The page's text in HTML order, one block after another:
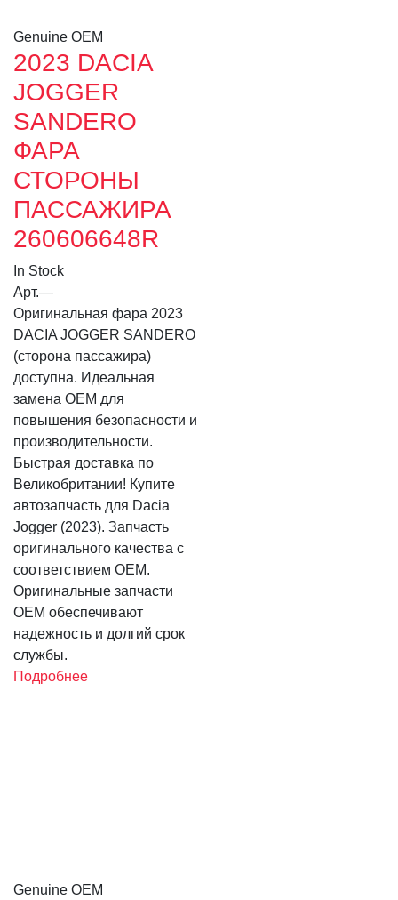
Genuine OEM
2023 DACIA
JOGGER
SANDERO
ФАРА
СТОРОНЫ
ПАССАЖИРА
260606648R
In Stock
Арт.—
Оригинальная фара 2023
DACIA JOGGER SANDERO
(сторона пассажира)
доступна. Идеальная
замена OEM для
повышения безопасности и
производительности.
Быстрая доставка по
Великобритании! Купите
автозапчасть для Dacia
Jogger (2023). Запчасть
оригинального качества с
соответствием OEM.
Оригинальные запчасти
OEM обеспечивают
надежность и долгий срок
службы.
Подробнее
Genuine OEM